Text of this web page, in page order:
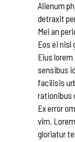
Alienum
detraxit
Mei an
Eos ei nisl
Eius
sensibus
facilisis
rationibus
Ex error
vim.
gloriatur